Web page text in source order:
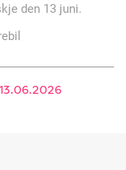
den 13 juni.